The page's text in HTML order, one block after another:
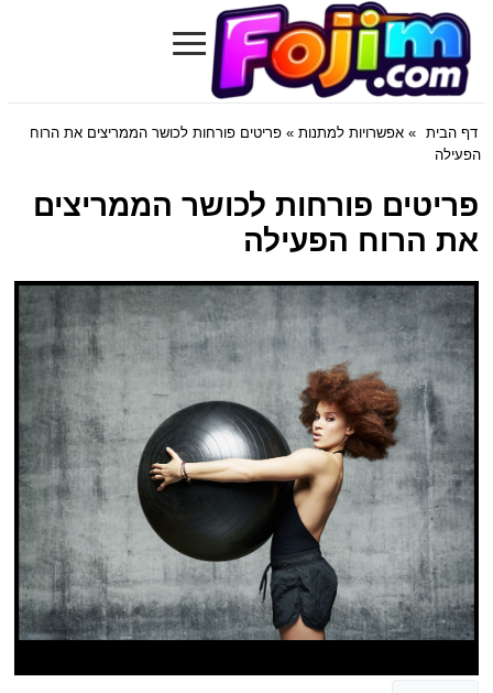
Fojim.com
≡
דף הבית » אפשרויות למתנות » פריטים פורחות לכושר הממריצים את הרוח
הפעילה
פריטים פורחות לכושר הממריצים
את הרוח הפעילה